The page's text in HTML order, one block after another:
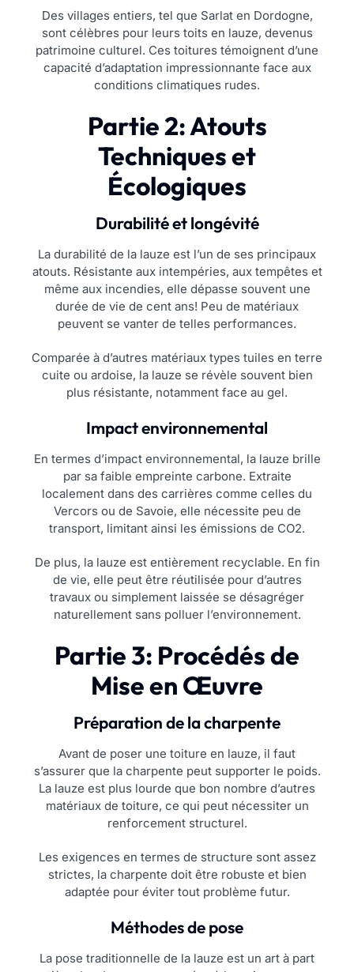
Des villages entiers, tel que Sarlat en Dordogne,
sont célèbres pour leurs toits en lauze, devenus
patrimoine culturel. Ces toitures témoignent d’une
capacité d’adaptation impressionnante face aux
conditions climatiques rudes.
Partie 2: Atouts
Techniques et
Écologiques
Durabilité et longévité
La durabilité de la lauze est l’un de ses principaux
atouts. Résistante aux intempéries, aux tempêtes et
même aux incendies, elle dépasse souvent une
durée de vie de cent ans! Peu de matériaux
peuvent se vanter de telles performances.
Comparée à d’autres matériaux types tuiles en terre
cuite ou ardoise, la lauze se révèle souvent bien
plus résistante, notamment face au gel.
Impact environnemental
En termes d’impact environnemental, la lauze brille
par sa faible empreinte carbone. Extraite
localement dans des carrières comme celles du
Vercors ou de Savoie, elle nécessite peu de
transport, limitant ainsi les émissions de CO2.
De plus, la lauze est entièrement recyclable. En fin
de vie, elle peut être réutilisée pour d’autres
travaux ou simplement laissée se désagréger
naturellement sans polluer l’environnement.
Partie 3: Procédés de
Mise en Œuvre
Préparation de la charpente
Avant de poser une toiture en lauze, il faut
s’assurer que la charpente peut supporter le poids.
La lauze est plus lourde que bon nombre d’autres
matériaux de toiture, ce qui peut nécessiter un
renforcement structurel.
Les exigences en termes de structure sont assez
strictes, la charpente doit être robuste et bien
adaptée pour éviter tout problème futur.
Méthodes de pose
La pose traditionnelle de la lauze est un art à part